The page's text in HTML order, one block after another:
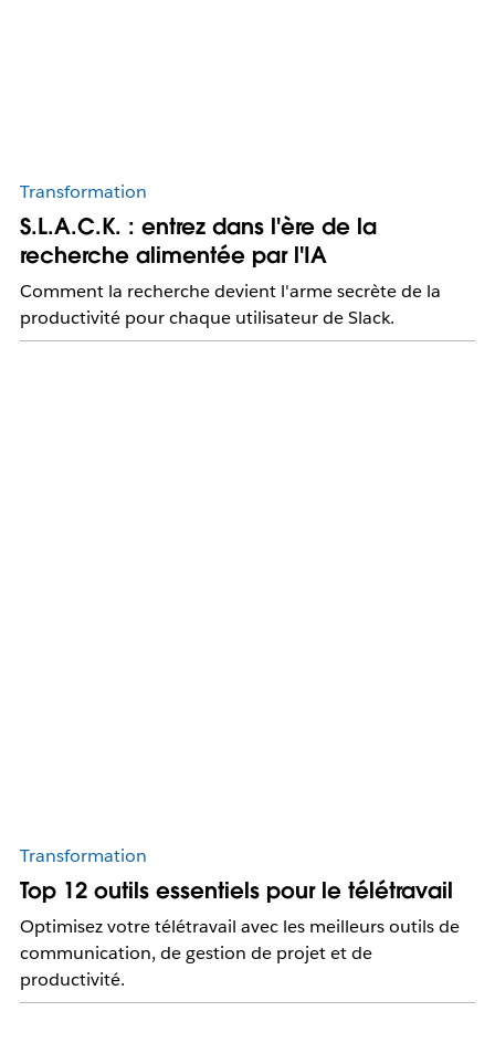
Transformation
S.L.A.C.K. : entrez dans l'ère de la
recherche alimentée par l'IA
Comment la recherche devient l'arme secrète de la
productivité pour chaque utilisateur de Slack.
Transformation
Top 12 outils essentiels pour le télétravail
Optimisez votre télétravail avec les meilleurs outils de
communication, de gestion de projet et de
productivité.